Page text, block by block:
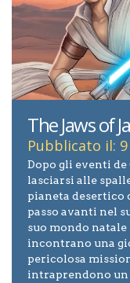
The Jaws of
Pubblicato il:
Dopo gli eventi
lasciarsi alle
pianeta desertico
passo avanti nel
suo mondo natale
incontrano una
pericolosa
intraprendono